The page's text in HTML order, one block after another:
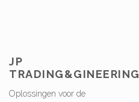
JP
TRADING&GINEERING
Oplossingen voor de